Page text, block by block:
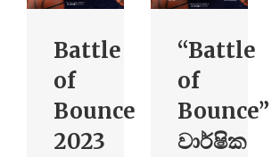
Battle
of
Bounce
2023
“Battle
of
Bounce”
වාර්ෂික